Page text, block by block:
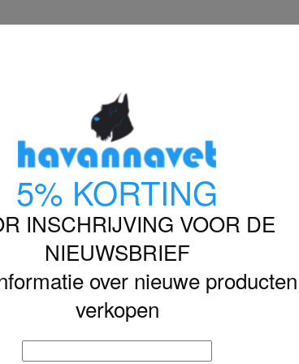
5% KORTING
INSCHRIJVING VOOR DE
NIEUWSBRIEF
over nieuwe
verkopen